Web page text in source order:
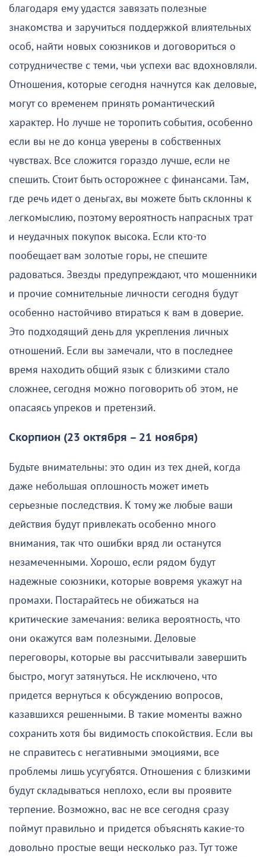
благодаря ему удастся завязать полезные
знакомства и заручиться поддержкой влиятельных
особ, найти новых союзников и договориться о
сотрудничестве с теми, чьи успехи вас вдохновляли.
Отношения, которые сегодня начнутся как деловые,
могут со временем принять романтический
характер. Но лучше не торопить события, особенно
если вы не до конца уверены в собственных
чувствах. Все сложится гораздо лучше, если не
спешить. Стоит быть осторожнее с финансами. Там,
где речь идет о деньгах, вы можете быть склонны к
легкомыслию, поэтому вероятность напрасных трат
и неудачных покупок высока. Если кто-то
пообещает вам золотые горы, не спешите
радоваться. Звезды предупреждают, что мошенники
и прочие сомнительные личности сегодня будут
особенно настойчиво втираться к вам в доверие.
Это подходящий день для укрепления личных
отношений. Если вы замечали, что в последнее
время находить общий язык с близкими стало
сложнее, сегодня можно поговорить об этом, не
опасаясь упреков и претензий.
Скорпион (23 октября – 21 ноября)
Будьте внимательны: это один из тех дней, когда
даже небольшая оплошность может иметь
серьезные последствия. К тому же любые ваши
действия будут привлекать особенно много
внимания, так что ошибки вряд ли останутся
незамеченными. Хорошо, если рядом будут
надежные союзники, которые вовремя укажут на
промахи. Постарайтесь не обижаться на
критические замечания: велика вероятность, что
они окажутся вам полезными. Деловые
переговоры, которые вы рассчитывали завершить
быстро, могут затянуться. Не исключено, что
придется вернуться к обсуждению вопросов,
казавшихся решенными. В такие моменты важно
сохранить хотя бы видимость спокойствия. Если вы
не справитесь с негативными эмоциями, все
проблемы лишь усугубятся. Отношения с близкими
будут складываться неплохо, если вы проявите
терпение. Возможно, вас не все сегодня сразу
поймут правильно и придется объяснять какие-то
довольно простые вещи несколько раз. Тут тоже